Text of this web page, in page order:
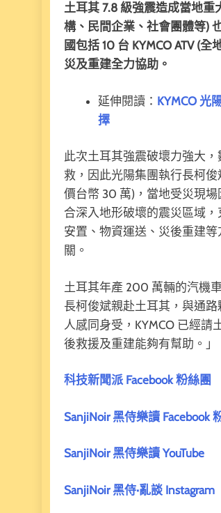
土耳其 7.8 級強震造成當地
構、民間企業、社會團體等)
國包括 10 台 KYMCO ATV (
災及重建全力協助。
延伸閱讀： KYMCO 光
擇
此次土耳其強震破壞力強大
救，因此光陽集團執行長柯
價台幣 30 萬)，當地受災現
合深入地形破壞的震災區域
安置、物資運送、災後重建
關。
土耳其年產 200 萬輛的汽機
長柯俊斌親赴土耳其，與通
人感同身受，KYMCO 已經
後救援及重建能夠有幫助。」
科技新聞派 Facebook 粉絲團
SanjiNoir 黑侍樂讀 Facebook
SanjiNoir 黑侍樂讀 YouTube
SanjiNoir 黑侍·亂談 Instagram